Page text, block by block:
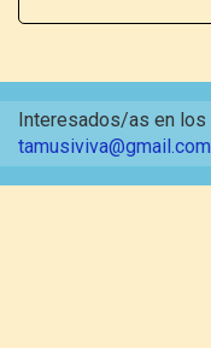
Interesados/as en los
tamusiviva@gmail.com